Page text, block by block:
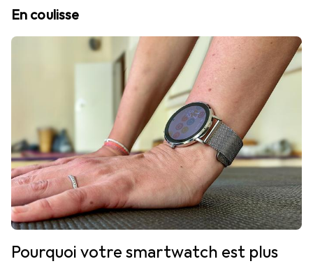
En coulisse
Pourquoi votre smartwatch est plus